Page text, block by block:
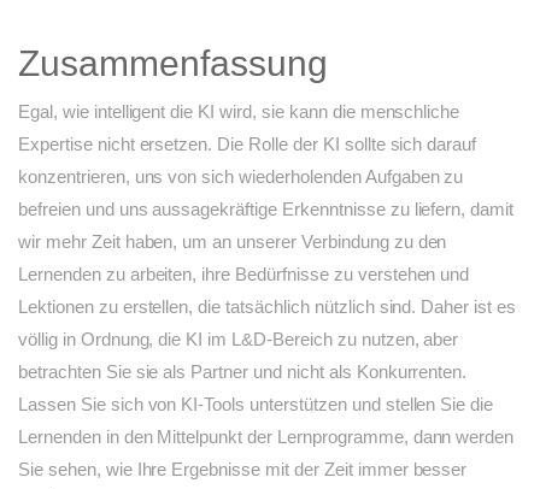
Zusammenfassung
Egal, wie intelligent die KI wird, sie kann die menschliche
Expertise nicht ersetzen. Die Rolle der KI sollte sich darauf
konzentrieren, uns von sich wiederholenden Aufgaben zu
befreien und uns aussagekräftige Erkenntnisse zu liefern, damit
wir mehr Zeit haben, um an unserer Verbindung zu den
Lernenden zu arbeiten, ihre Bedürfnisse zu verstehen und
Lektionen zu erstellen, die tatsächlich nützlich sind. Daher ist es
völlig in Ordnung, die KI im L&D-Bereich zu nutzen, aber
betrachten Sie sie als Partner und nicht als Konkurrenten.
Lassen Sie sich von KI-Tools unterstützen und stellen Sie die
Lernenden in den Mittelpunkt der Lernprogramme, dann werden
Sie sehen, wie Ihre Ergebnisse mit der Zeit immer besser